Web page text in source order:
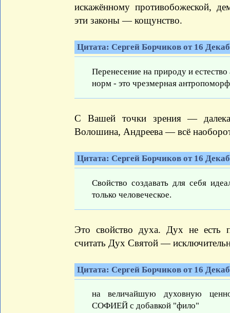
искажённому противобожеской,
эти законы — кощунство.
Цитата: Сергей Борчиков от 16
Перенесение на природу и
норм - это чрезмерная
С Вашей точки зрения —
Волошина, Андреева — всё
Цитата: Сергей Борчиков от 16
Свойство создавать для себя
только человеческое.
Это свойство духа. Дух не есть
считать Дух Святой —
Цитата: Сергей Борчиков от 16
на величайшую духовную
СОФИЕЙ с добавкой "фило"